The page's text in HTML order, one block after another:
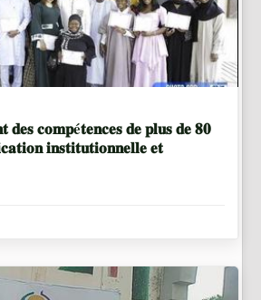
𝐝𝐞𝐬 𝐜𝐨𝐦𝐩é𝐭𝐞𝐧𝐜𝐞𝐬 𝐝𝐞 𝐩𝐥𝐮𝐬 𝐝𝐞 𝟖𝟎
𝐢𝐧𝐬𝐭𝐢𝐭𝐮𝐭𝐢𝐨𝐧𝐧𝐞𝐥𝐥𝐞 𝐞𝐭